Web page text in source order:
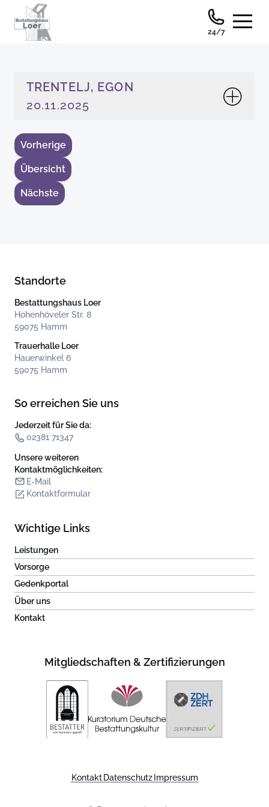
24/7
TRENTELJ, EGON
20.11.2025
Vorherige
Übersicht
Nächste
Standorte
Bestattungshaus Loer
Hohenhöveler Str. 8
59075 Hamm
Trauerhalle Loer
Hauerwinkel 6
59075 Hamm
So erreichen Sie uns
Jederzeit für Sie da:
02381 71347
Unsere weiteren
Kontakt­möglichkeiten:
E-Mail
Kontaktformular
Wichtige Links
Leistungen
Vorsorge
Gedenkportal
Über uns
Kontakt
Mitgliedschaften & Zertifizierungen
Kontakt Datenschutz Impressum